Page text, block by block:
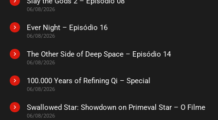
06/08/2026
Ever Night – Episódio 16
06/08/2026
The Other Side of Deep Space – Episódio 14
06/08/2026
100.000 Years of Refining Qi – Special
06/08/2026
Swallowed Star: Showdown on Primeval Star – O Filme
06/08/2026